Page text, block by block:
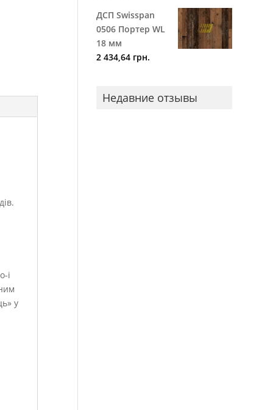
і
у
ДСП Swisspan
0506 Портер WL
18 мм
2 434,64 грн.
Недавние отзывы